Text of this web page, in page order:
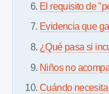
El requisito de
Evidencia que
¿Qué pasa si
Niños no
Cuándo